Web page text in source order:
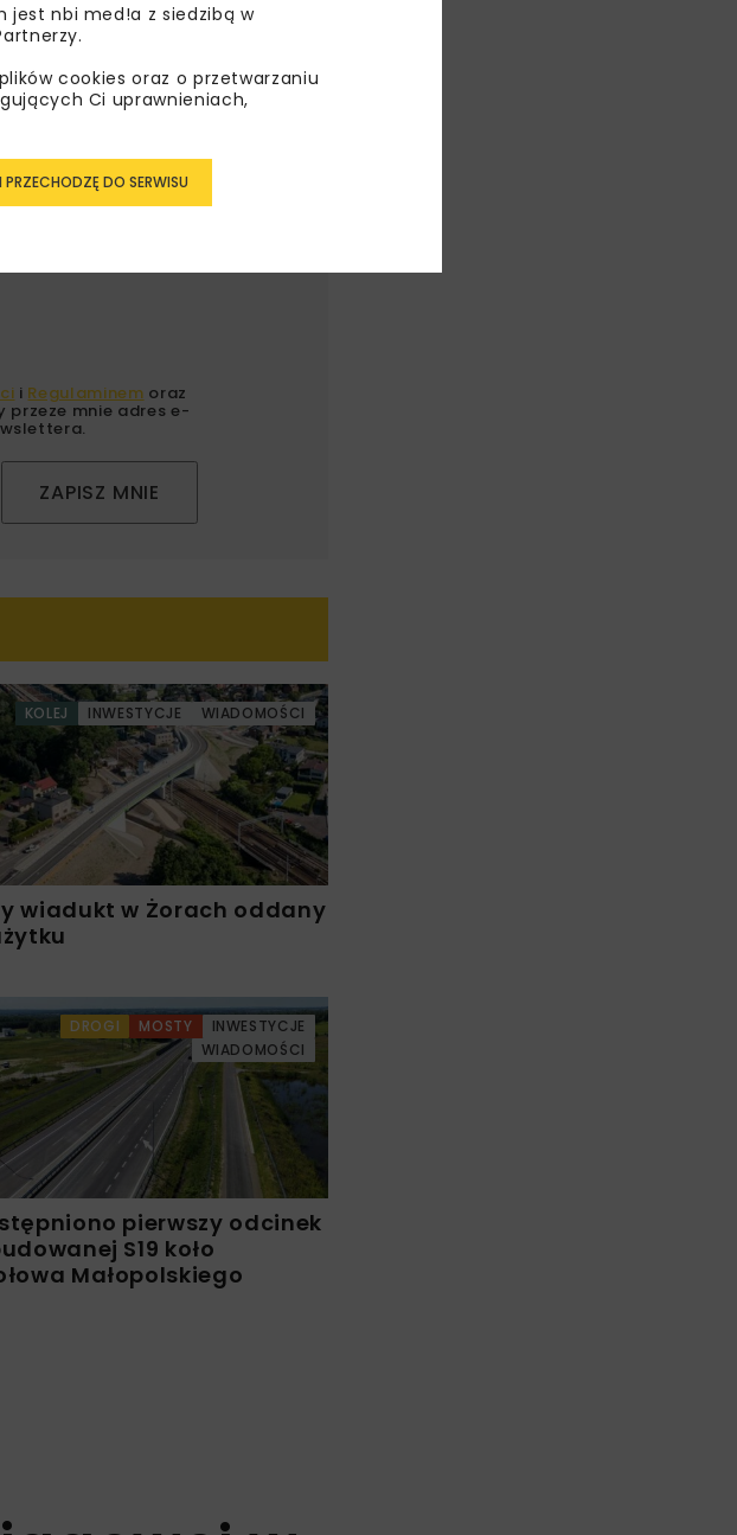
od nas
i Regulaminem oraz
mnie adres e-
ZAPISZ MNIE
KOLEJ INWESTYCJE WIADOMOŚCI
wiadukt w Żorach oddany
DROGI MOSTY
INWESTYCJE
WIADOMOŚCI
pierwszy odcinek
S19 koło
Małopolskiego
jest nbi med!a z siedzibą w
cookies oraz o przetwarzaniu
Ci uprawnieniach,
PRZECHODZĘ DO SERWISU